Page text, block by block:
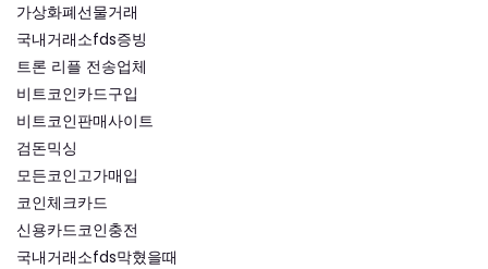
가상화폐선물거래
국내거래소fds증빙
트론 리플 전송업체
비트코인카드구입
비트코인판매사이트
검돈믹싱
모든코인고가매입
코인체크카드
신용카드코인충전
국내거래소fds막혔을때